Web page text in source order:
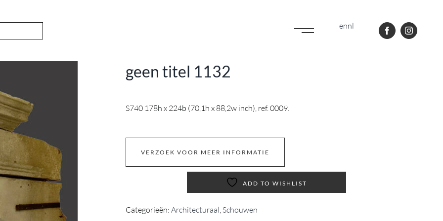
ennl
geen titel 1132
S740 178h x 224b (70,1h x 88,2w inch), ref. 0009.
VERZOEK VOOR MEER INFORMATIE
ADD TO WISHLIST
Categorieën: Architecturaal, Schouwen